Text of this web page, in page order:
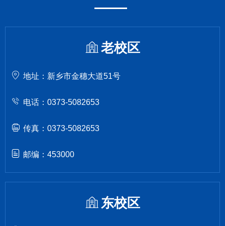
老校区
地址：新乡市金穗大道51号
电话：0373-5082653
传真：0373-5082653
邮编：453000
东校区